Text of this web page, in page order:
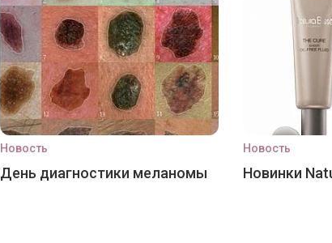
Новость
День диагностики меланомы
Новость
Новинки